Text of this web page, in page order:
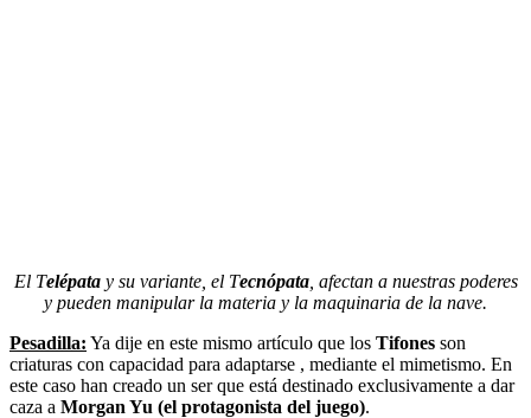
El Telépatay su variante, el Tecnópata, afectan a nuestras poderes
y pueden manipular la materia y la maquinaria de la nave.
Pesadilla: Ya dije en este mismo artículo que los Tifones son
criaturas con capacidad para adaptarse , mediante el mimetismo. En
este caso han creado un ser que está destinado exclusivamente a dar
caza a Morgan Yu (el protagonista del juego).